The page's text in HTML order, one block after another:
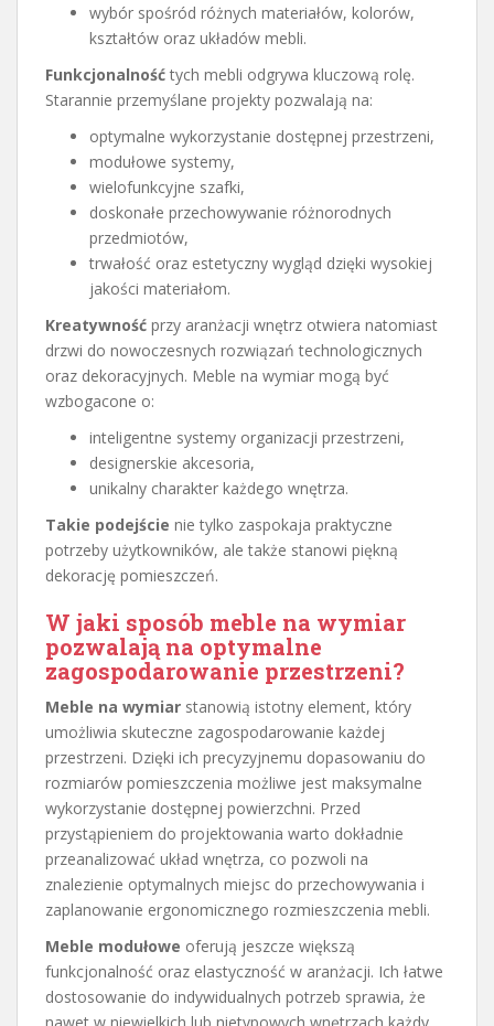
wybór spośród różnych materiałów, kolorów,
kształtów oraz układów mebli.
Funkcjonalność tych mebli odgrywa kluczową rolę.
Starannie przemyślane projekty pozwalają na:
optymalne wykorzystanie dostępnej przestrzeni,
modułowe systemy,
wielofunkcyjne szafki,
doskonałe przechowywanie różnorodnych
przedmiotów,
trwałość oraz estetyczny wygląd dzięki wysokiej
jakości materiałom.
Kreatywność przy aranżacji wnętrz otwiera natomiast
drzwi do nowoczesnych rozwiązań technologicznych
oraz dekoracyjnych. Meble na wymiar mogą być
wzbogacone o:
inteligentne systemy organizacji przestrzeni,
designerskie akcesoria,
unikalny charakter każdego wnętrza.
Takie podejście nie tylko zaspokaja praktyczne
potrzeby użytkowników, ale także stanowi piękną
dekorację pomieszczeń.
W jaki sposób meble na wymiar
pozwalają na optymalne
zagospodarowanie przestrzeni?
Meble na wymiar stanowią istotny element, który
umożliwia skuteczne zagospodarowanie każdej
przestrzeni. Dzięki ich precyzyjnemu dopasowaniu do
rozmiarów pomieszczenia możliwe jest maksymalne
wykorzystanie dostępnej powierzchni. Przed
przystąpieniem do projektowania warto dokładnie
przeanalizować układ wnętrza, co pozwoli na
znalezienie optymalnych miejsc do przechowywania i
zaplanowanie ergonomicznego rozmieszczenia mebli.
Meble modułowe oferują jeszcze większą
funkcjonalność oraz elastyczność w aranżacji. Ich łatwe
dostosowanie do indywidualnych potrzeb sprawia, że
nawet w niewielkich lub nietypowych wnętrzach każdy